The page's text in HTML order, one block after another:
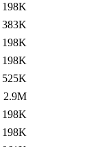
198K
383K
198K
198K
525K
2.9M
198K
198K